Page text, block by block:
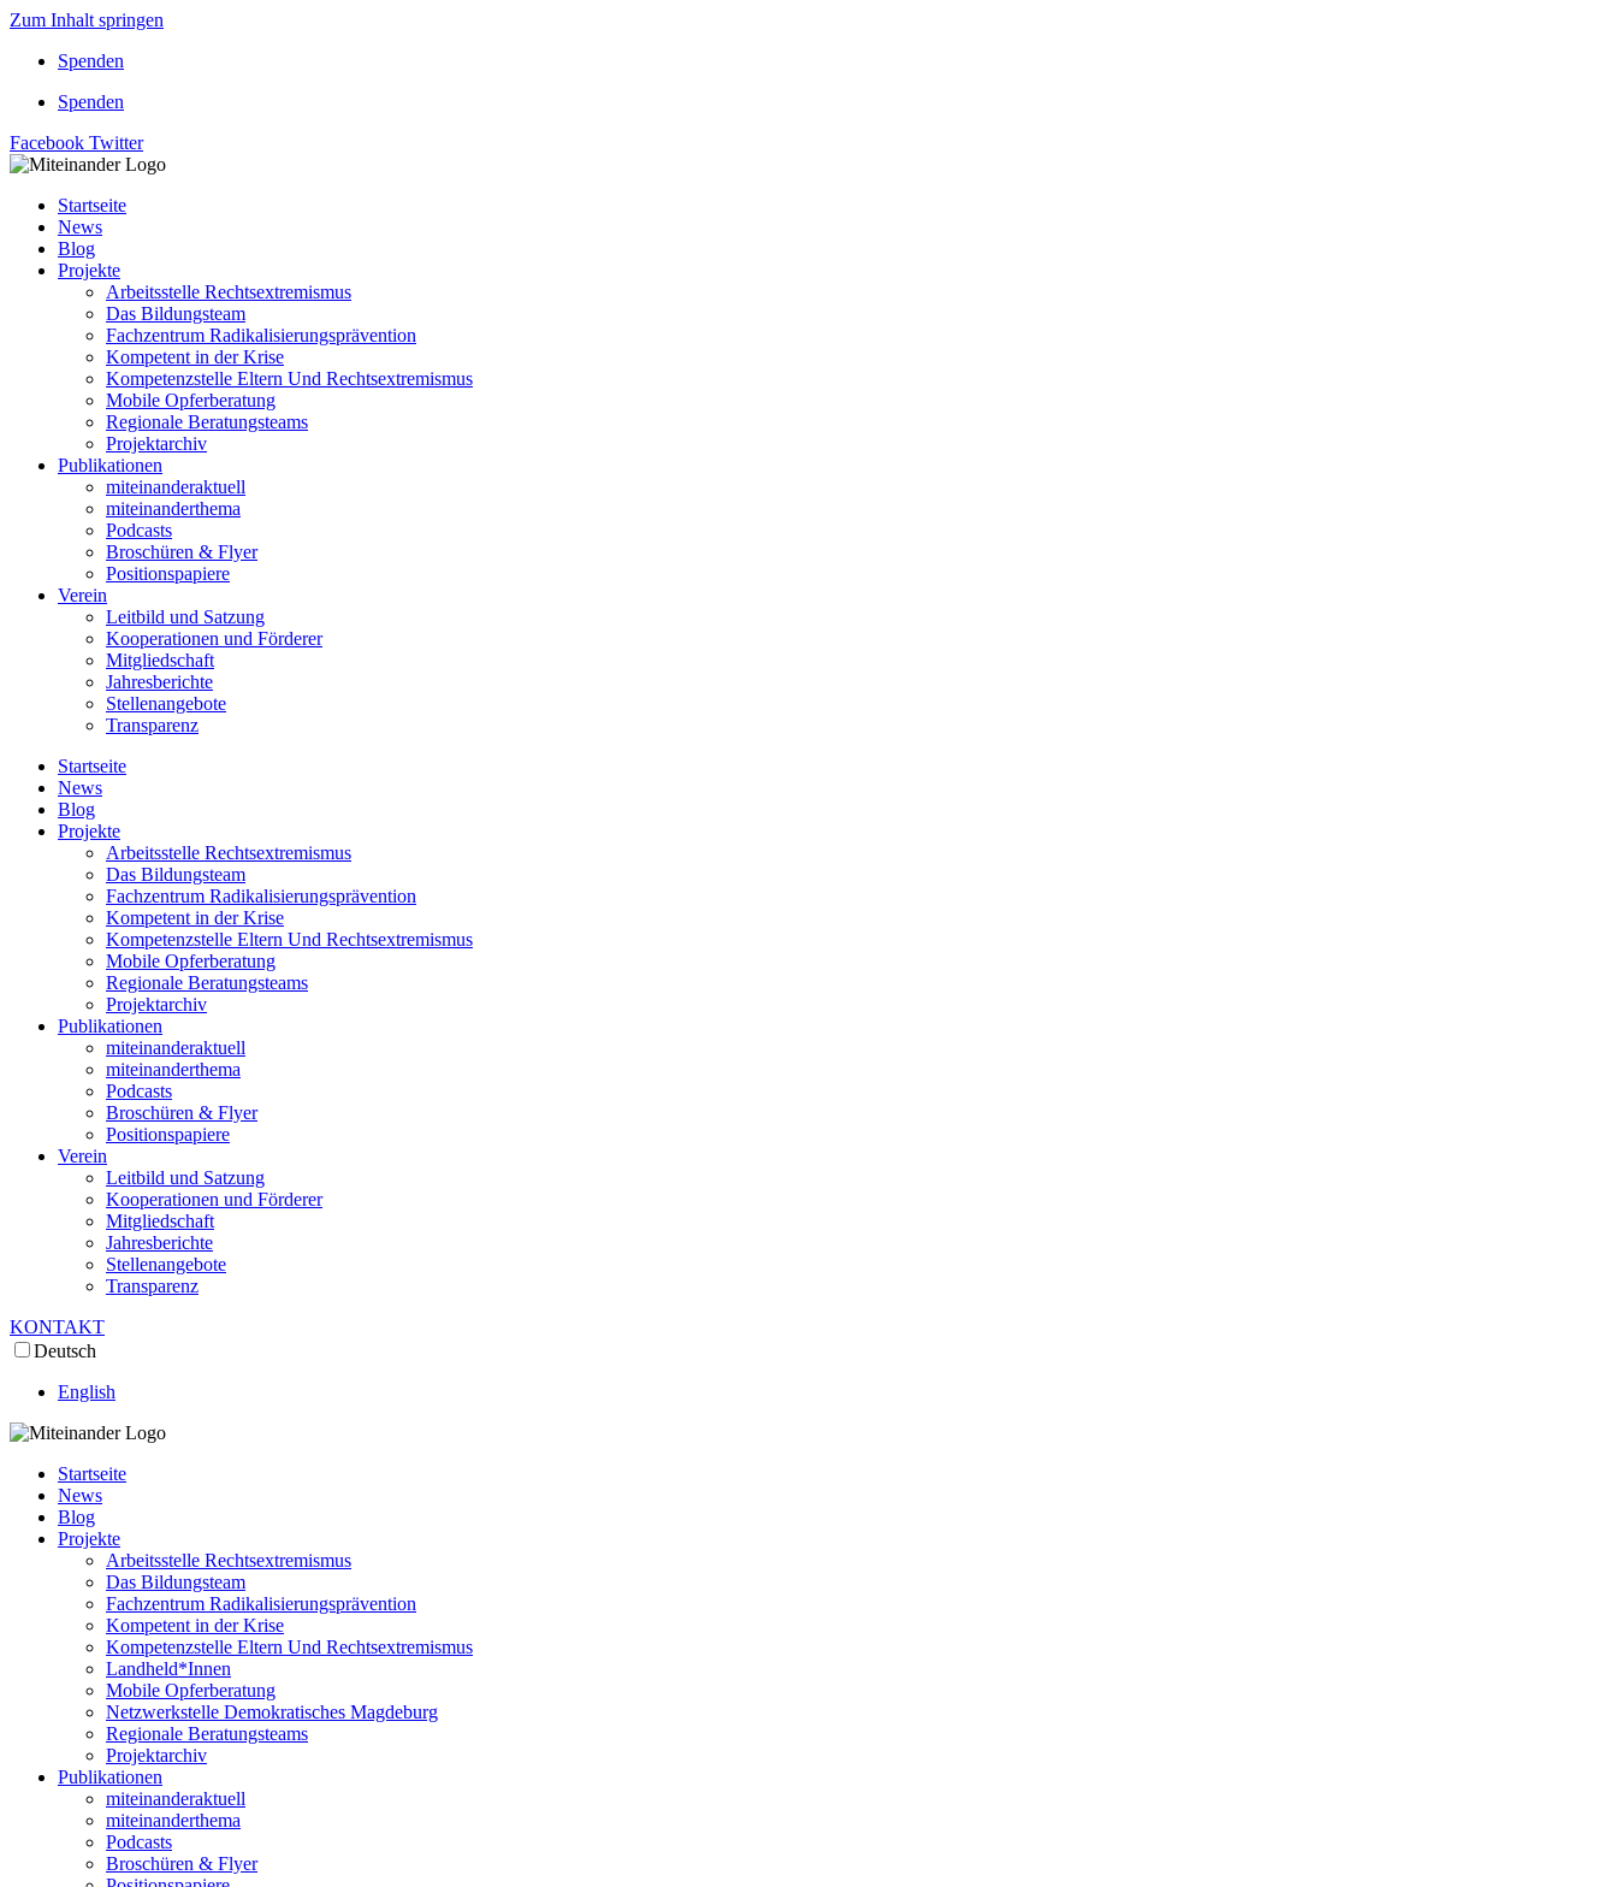
Zum Inhalt springen
Spenden
Spenden
Facebook Twitter
Startseite
News
Blog
Projekte
Arbeitsstelle Rechtsextremismus
Das Bildungsteam
Fachzentrum Radikalisierungsprävention
Kompetent in der Krise
Kompetenzstelle Eltern Und Rechtsextremismus
Mobile Opferberatung
Regionale Beratungsteams
Projektarchiv
Publikationen
miteinanderaktuell
miteinanderthema
Podcasts
Broschüren & Flyer
Positionspapiere
Verein
Leitbild und Satzung
Kooperationen und Förderer
Mitgliedschaft
Jahresberichte
Stellenangebote
Transparenz
Startseite
News
Blog
Projekte
Arbeitsstelle Rechtsextremismus
Das Bildungsteam
Fachzentrum Radikalisierungsprävention
Kompetent in der Krise
Kompetenzstelle Eltern Und Rechtsextremismus
Mobile Opferberatung
Regionale Beratungsteams
Projektarchiv
Publikationen
miteinanderaktuell
miteinanderthema
Podcasts
Broschüren & Flyer
Positionspapiere
Verein
Leitbild und Satzung
Kooperationen und Förderer
Mitgliedschaft
Jahresberichte
Stellenangebote
Transparenz
KONTAKT
Deutsch
English
Startseite
News
Blog
Projekte
Arbeitsstelle Rechtsextremismus
Das Bildungsteam
Fachzentrum Radikalisierungsprävention
Kompetent in der Krise
Kompetenzstelle Eltern Und Rechtsextremismus
Landheld*Innen
Mobile Opferberatung
Netzwerkstelle Demokratisches Magdeburg
Regionale Beratungsteams
Projektarchiv
Publikationen
miteinanderaktuell
miteinanderthema
Podcasts
Broschüren & Flyer